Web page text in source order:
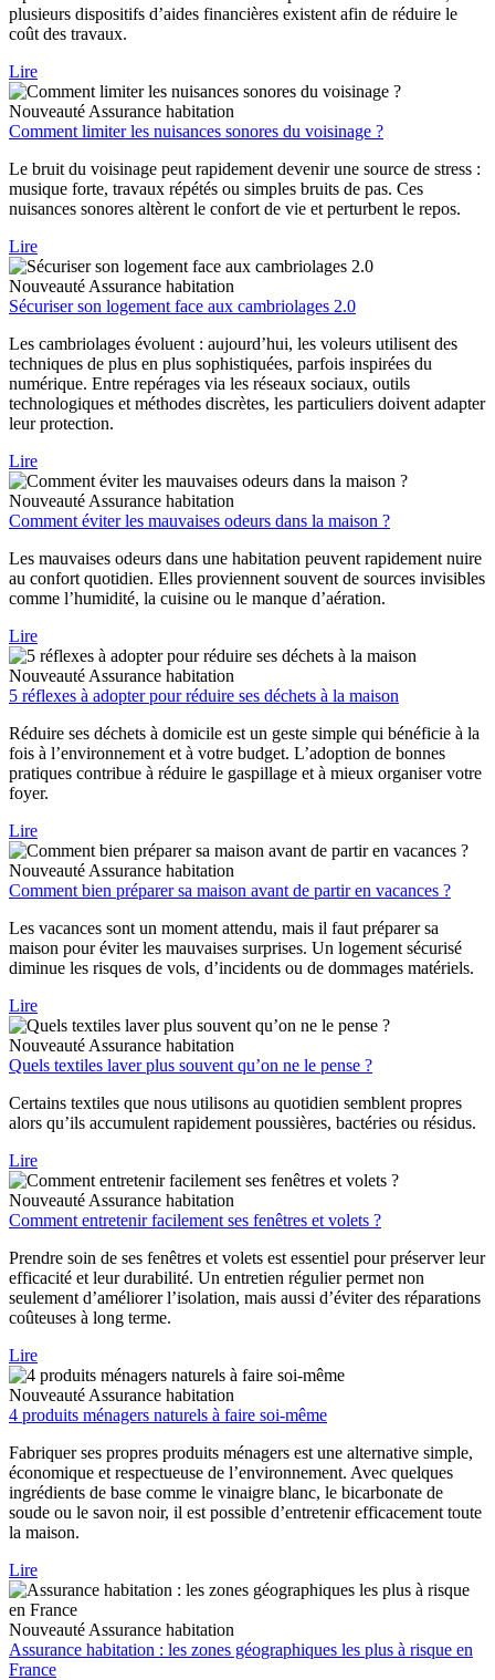
plusieurs dispositifs d’aides financières existent afin de réduire le
coût des travaux.
Lire
Nouveauté Assurance habitation
Comment limiter les nuisances sonores du voisinage ?
Le bruit du voisinage peut rapidement devenir une source de stress :
musique forte, travaux répétés ou simples bruits de pas. Ces
nuisances sonores altèrent le confort de vie et perturbent le repos.
Lire
Nouveauté Assurance habitation
Sécuriser son logement face aux cambriolages 2.0
Les cambriolages évoluent : aujourd’hui, les voleurs utilisent des
techniques de plus en plus sophistiquées, parfois inspirées du
numérique. Entre repérages via les réseaux sociaux, outils
technologiques et méthodes discrètes, les particuliers doivent adapter
leur protection.
Lire
Nouveauté Assurance habitation
Comment éviter les mauvaises odeurs dans la maison ?
Les mauvaises odeurs dans une habitation peuvent rapidement nuire
au confort quotidien. Elles proviennent souvent de sources invisibles
comme l’humidité, la cuisine ou le manque d’aération.
Lire
Nouveauté Assurance habitation
5 réflexes à adopter pour réduire ses déchets à la maison
Réduire ses déchets à domicile est un geste simple qui bénéficie à la
fois à l’environnement et à votre budget. L’adoption de bonnes
pratiques contribue à réduire le gaspillage et à mieux organiser votre
foyer.
Lire
Nouveauté Assurance habitation
Comment bien préparer sa maison avant de partir en vacances ?
Les vacances sont un moment attendu, mais il faut préparer sa
maison pour éviter les mauvaises surprises. Un logement sécurisé
diminue les risques de vols, d’incidents ou de dommages matériels.
Lire
Nouveauté Assurance habitation
Quels textiles laver plus souvent qu’on ne le pense ?
Certains textiles que nous utilisons au quotidien semblent propres
alors qu’ils accumulent rapidement poussières, bactéries ou résidus.
Lire
Nouveauté Assurance habitation
Comment entretenir facilement ses fenêtres et volets ?
Prendre soin de ses fenêtres et volets est essentiel pour préserver leur
efficacité et leur durabilité. Un entretien régulier permet non
seulement d’améliorer l’isolation, mais aussi d’éviter des réparations
coûteuses à long terme.
Lire
Nouveauté Assurance habitation
4 produits ménagers naturels à faire soi-même
Fabriquer ses propres produits ménagers est une alternative simple,
économique et respectueuse de l’environnement. Avec quelques
ingrédients de base comme le vinaigre blanc, le bicarbonate de
soude ou le savon noir, il est possible d’entretenir efficacement toute
la maison.
Lire
Nouveauté Assurance habitation
Assurance habitation : les zones géographiques les plus à risque en
France